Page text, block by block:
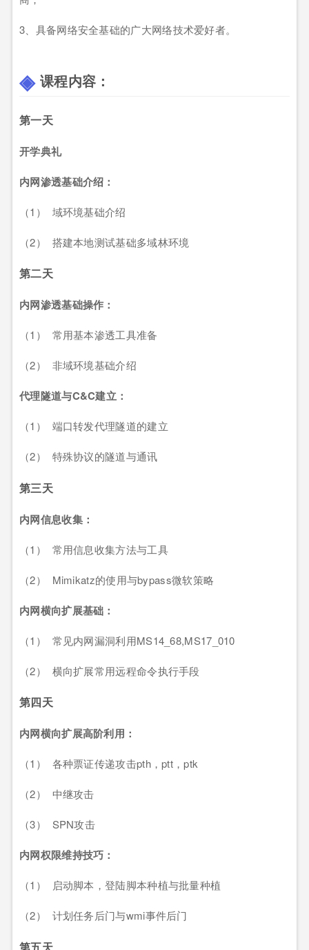
3、具备网络安全基础的广大网络技术爱好者。
课程内容：
第一天
开学典礼
内网渗透基础介绍：
（1） 域环境基础介绍
（2） 搭建本地测试基础多域林环境
第二天
内网渗透基础操作：
（1） 常用基本渗透工具准备
（2） 非域环境基础介绍
代理隧道与C&C建立：
（1） 端口转发代理隧道的建立
（2） 特殊协议的隧道与通讯
第三天
内网信息收集：
（1） 常用信息收集方法与工具
（2） Mimikatz的使用与bypass微软策略
内网横向扩展基础：
（1） 常见内网漏洞利用MS14_68,MS17_010
（2） 横向扩展常用远程命令执行手段
第四天
内网横向扩展高阶利用：
（1） 各种票证传递攻击pth，ptt，ptk
（2） 中继攻击
（3） SPN攻击
内网权限维持技巧：
（1） 启动脚本，登陆脚本种植与批量种植
（2） 计划任务后门与wmi事件后门
第五天